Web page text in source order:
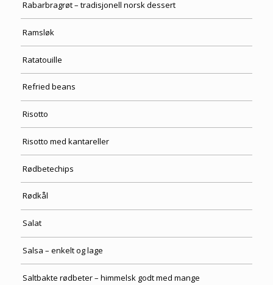
Rabarbragrøt – tradisjonell norsk dessert
Ramsløk
Ratatouille
Refried beans
Risotto
Risotto med kantareller
Rødbetechips
Rødkål
Salat
Salsa – enkelt og lage
Saltbakte rødbeter – himmelsk godt med mange